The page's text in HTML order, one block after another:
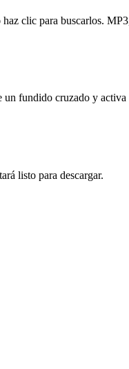
haz clic para buscarlos.
fundido cruzado y
listo para descargar.